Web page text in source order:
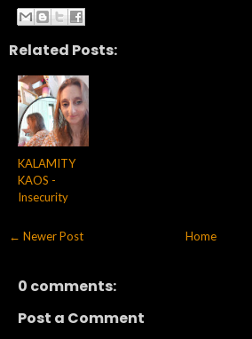
Related Posts:
KALAMITY
KAOS -
Insecurity
← Newer Post Home
0 comments:
Post a Comment